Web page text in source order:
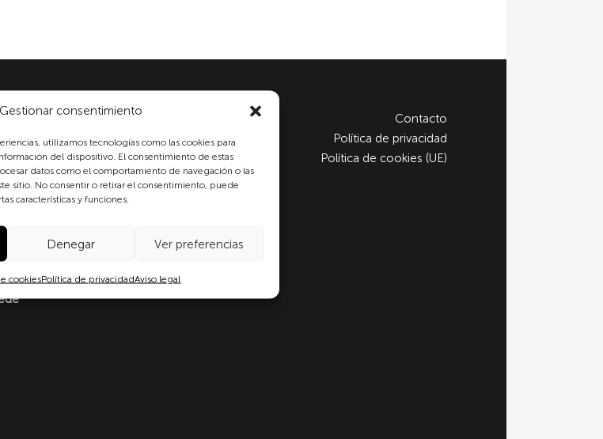
Gestionar consentimiento
utilizamos tecnologías como las cookies para
del dispositivo. El consentimiento de estas
datos como el comportamiento de navegación o las
sitio. No consentir o retirar el consentimiento, puede
características y funciones.
Denegar Ver preferencias
cookiesPolítica de privacidadAviso legal
a
el
Consejo
5 de
de los
Contacto
Política de privacidad
Política de cookies (UE)